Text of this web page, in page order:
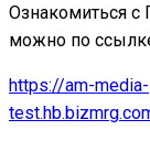
Ознакомиться
можно по
https://am-media-